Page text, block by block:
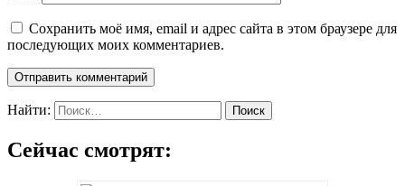
Сохранить моё имя, email и адрес сайта в этом браузере для
последующих моих комментариев.
Найти:
Сейчас смотрят: